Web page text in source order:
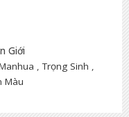
Giới
,Trọng Sinh ,
Màu